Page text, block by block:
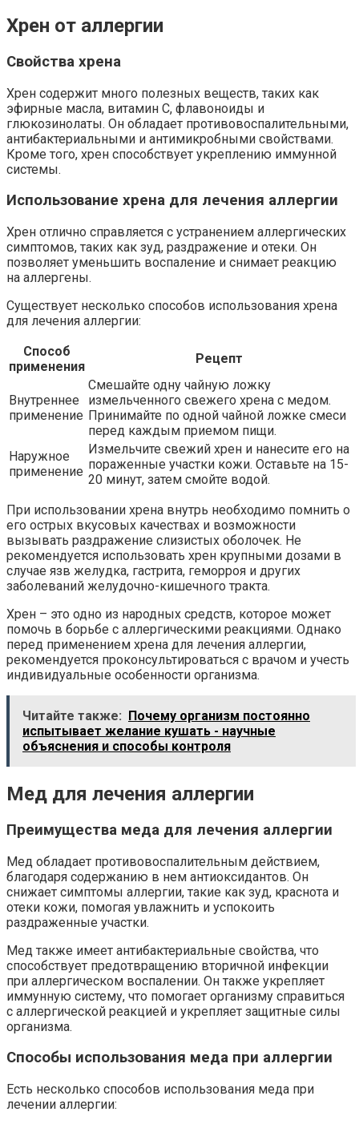
Хрен от аллергии
Свойства хрена
Хрен содержит много полезных веществ, таких как
эфирные масла, витамин С, флавоноиды и
глюкозинолаты. Он обладает противовоспалительными,
антибактериальными и антимикробными свойствами.
Кроме того, хрен способствует укреплению иммунной
системы.
Использование хрена для лечения аллергии
Хрен отлично справляется с устранением аллергических
симптомов, таких как зуд, раздражение и отеки. Он
позволяет уменьшить воспаление и снимает реакцию
на аллергены.
Существует несколько способов использования хрена
для лечения аллергии:
Способ
применения
Рецепт
Внутреннее
применение
Смешайте одну чайную ложку
измельченного свежего хрена с медом.
Принимайте по одной чайной ложке смеси
перед каждым приемом пищи.
Наружное
применение
Измельчите свежий хрен и нанесите его на
пораженные участки кожи. Оставьте на 15-
20 минут, затем смойте водой.
При использовании хрена внутрь необходимо помнить о
его острых вкусовых качествах и возможности
вызывать раздражение слизистых оболочек. Не
рекомендуется использовать хрен крупными дозами в
случае язв желудка, гастрита, геморроя и других
заболеваний желудочно-кишечного тракта.
Хрен – это одно из народных средств, которое может
помочь в борьбе с аллергическими реакциями. Однако
перед применением хрена для лечения аллергии,
рекомендуется проконсультироваться с врачом и учесть
индивидуальные особенности организма.
Читайте также: Почему организм постоянно
испытывает желание кушать - научные
объяснения и способы контроля
Мед для лечения аллергии
Преимущества меда для лечения аллергии
Мед обладает противовоспалительным действием,
благодаря содержанию в нем антиоксидантов. Он
снижает симптомы аллергии, такие как зуд, краснота и
отеки кожи, помогая увлажнить и успокоить
раздраженные участки.
Мед также имеет антибактериальные свойства, что
способствует предотвращению вторичной инфекции
при аллергическом воспалении. Он также укрепляет
иммунную систему, что помогает организму справиться
с аллергической реакцией и укрепляет защитные силы
организма.
Способы использования меда при аллергии
Есть несколько способов использования меда при
лечении аллергии: